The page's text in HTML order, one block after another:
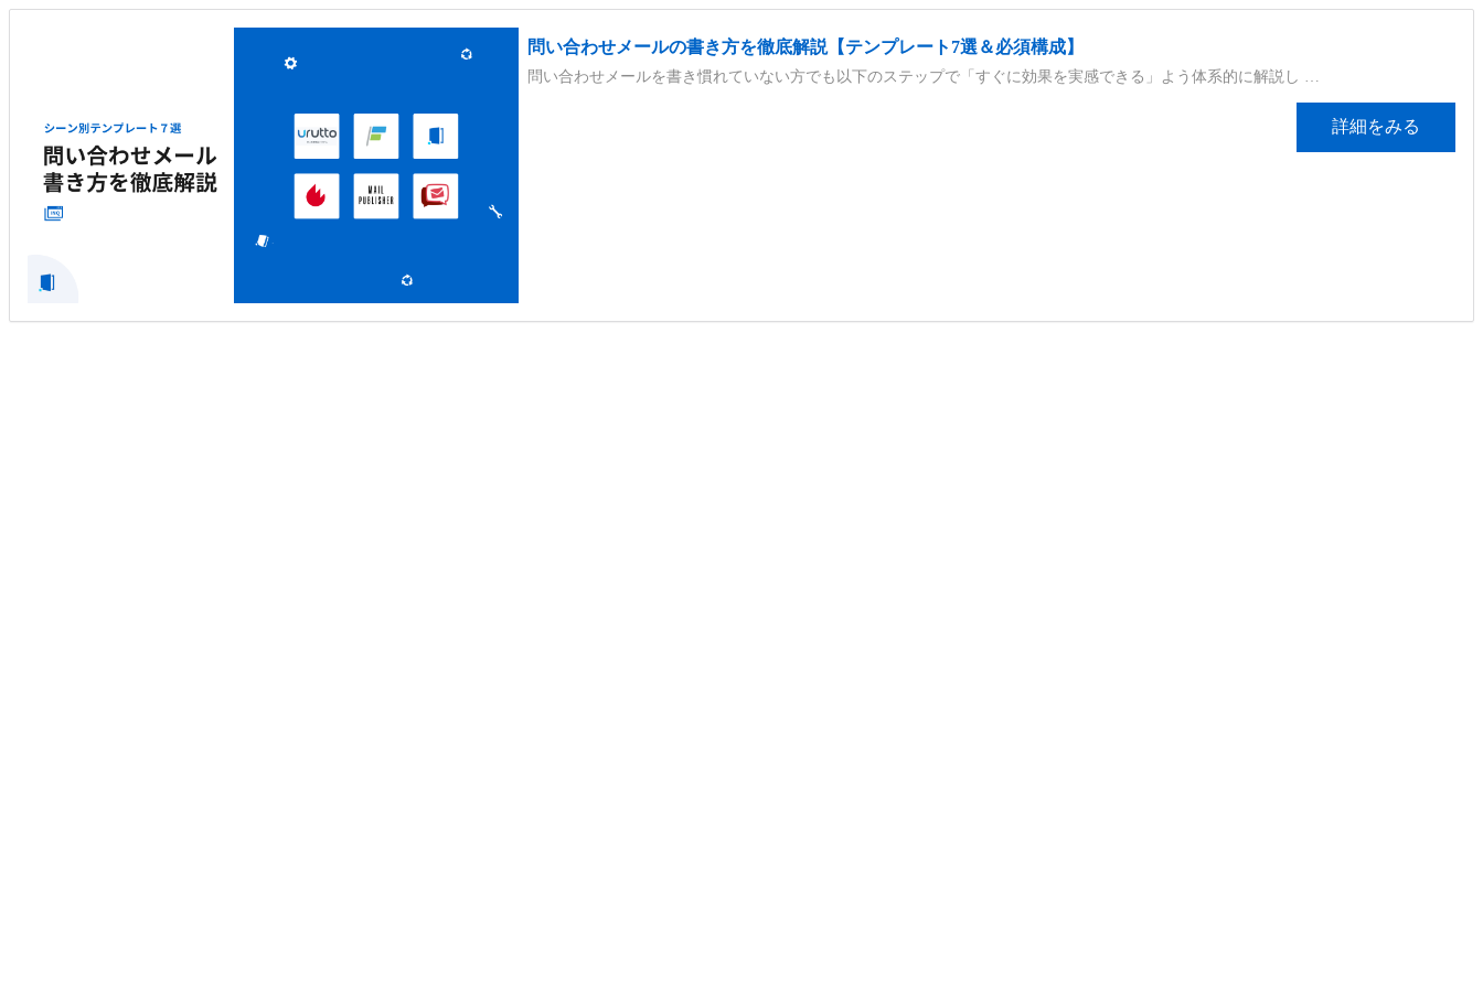
問い合わせメールの書き方を徹底解説【テンプレート7選＆必須構成】
問い合わせメールを書き慣れていない方でも以下のステップで「すぐに効果を実感できる」よう体系的に解説し …
詳細をみる